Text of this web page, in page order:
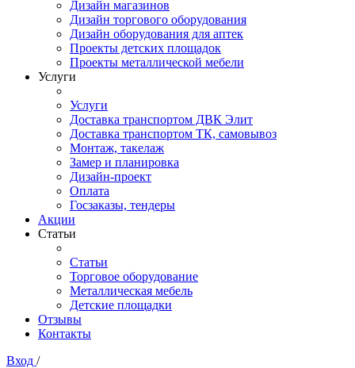
Дизайн магазинов
Дизайн торгового оборудования
Дизайн оборудования для аптек
Проекты детских площадок
Проекты металлической мебели
Услуги
Услуги
Доставка транспортом ДВК Элит
Доставка транспортом ТК, самовывоз
Монтаж, такелаж
Замер и планировка
Дизайн-проект
Оплата
Госзаказы, тендеры
Акции
Статьи
Статьи
Торговое оборудование
Металлическая мебель
Детские площадки
Отзывы
Контакты
Вход /